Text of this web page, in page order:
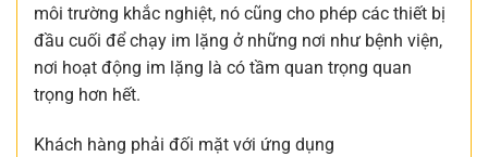
môi trường khắc nghiệt, nó cũng cho phép các thiết bị
đầu cuối để chạy im lặng ở những nơi như bệnh viện,
nơi hoạt động im lặng là có tầm quan trọng quan
trọng hơn hết.
Khách hàng phải đối mặt với ứng dụng